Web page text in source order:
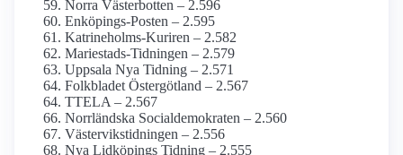
Norra Västerbotten – 2.596
Enköpings-Posten – 2.595
Katrineholms-Kuriren – 2.582
Mariestads-Tidningen – 2.579
Uppsala Nya Tidning – 2.571
Folkbladet Östergötland – 2.567
TTELA – 2.567
Norrländska Social­demokraten – 2.560
Västervikstidningen – 2.556
Nya Lidköpings Tidning – 2.555